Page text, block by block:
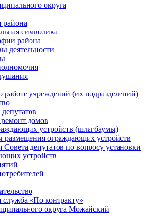
округа
района
символика
района
деятельности
учреждений (их подразделений)
домов
устройств (шлагбаумы)
размещения ограждающих устройств
Совета депутатов по вопросу установки
устройств
служба «По контракту»
округа Можайский